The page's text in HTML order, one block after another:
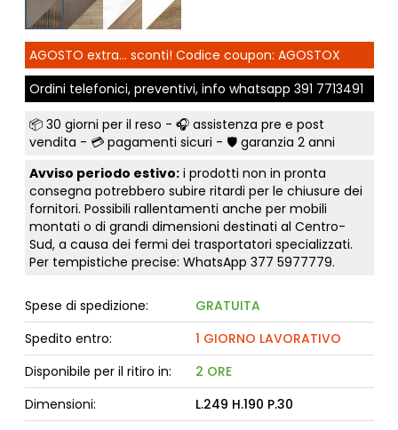
AGOSTO extra... sconti! Codice coupon: AGOSTOX
Ordini telefonici, preventivi, info whatsapp 391 7713491
📦 30 giorni per il reso - 🎧 assistenza pre e post
vendita - 💳 pagamenti sicuri - 🛡️ garanzia 2 anni
Avviso periodo estivo:i prodotti non in pronta
consegna potrebbero subire ritardi per le chiusure dei
fornitori. Possibili rallentamenti anche per mobili
montati o di grandi dimensioni destinati al Centro-
Sud, a causa dei fermi dei trasportatori specializzati.
Per tempistiche precise: WhatsApp 377 5977779.
Spese di spedizione:
GRATUITA
Spedito entro:
1 GIORNO LAVORATIVO
Disponibile per il ritiro in:
2 ORE
Dimensioni:
L.249 H.190 P.30